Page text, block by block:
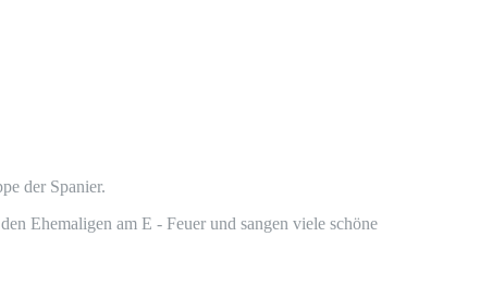
der Spanier.
Ehe­ma­li­gen am E - Feu­er und san­gen vie­le schö­ne